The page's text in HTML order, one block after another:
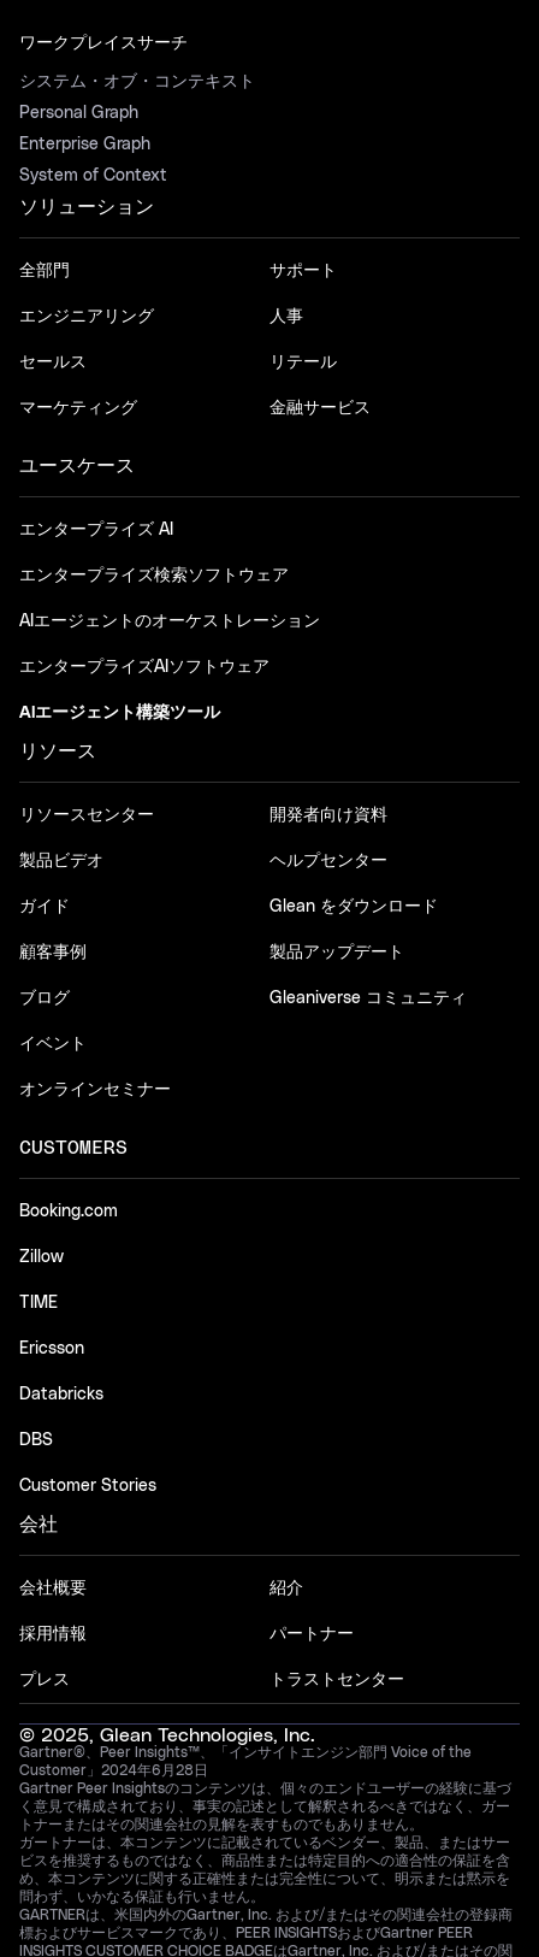
ワークプレイスサーチ
システム・オブ・コンテキスト
Personal Graph
Enterprise Graph
System of Context
ソリューション
全部門
エンジニアリング
セールス
マーケティング
サポート
人事
リテール
金融サービス
ユースケース
エンタープライズ AI
エンタープライズ検索ソフトウェア
AIエージェントのオーケストレーション
エンタープライズAIソフトウェア
AIエージェント構築ツール
リソース
リソースセンター
製品ビデオ
ガイド
顧客事例
ブログ
イベント
オンラインセミナー
開発者向け資料
ヘルプセンター
Glean をダウンロード
製品アップデート
Gleaniverse コミュニティ
CUSTOMERS
Booking.com
Zillow
TIME
Ericsson
Databricks
DBS
Customer Stories
会社
会社概要
採用情報
プレス
紹介
パートナー
トラストセンター
© 2025, Glean Technologies, Inc.
Gartner®、Peer Insights™、「インサイトエンジン部門 Voice of the
Customer」2024年6月28日
Gartner Peer Insightsのコンテンツは、個々のエンドユーザーの経験に基づ
く意見で構成されており、事実の記述として解釈されるべきではなく、ガー
トナーまたはその関連会社の見解を表すものでもありません。
ガートナーは、本コンテンツに記載されているベンダー、製品、またはサー
ビスを推奨するものではなく、商品性または特定目的への適合性の保証を含
め、本コンテンツに関する正確性または完全性について、明示または黙示を
問わず、いかなる保証も行いません。
GARTNERは、米国内外のGartner, Inc. および/またはその関連会社の登録商
標およびサービスマークであり、PEER INSIGHTSおよびGartner PEER
INSIGHTS CUSTOMER CHOICE BADGEはGartner, Inc. および/またはその関